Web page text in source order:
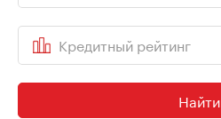
Кредитный рейтинг
Найти